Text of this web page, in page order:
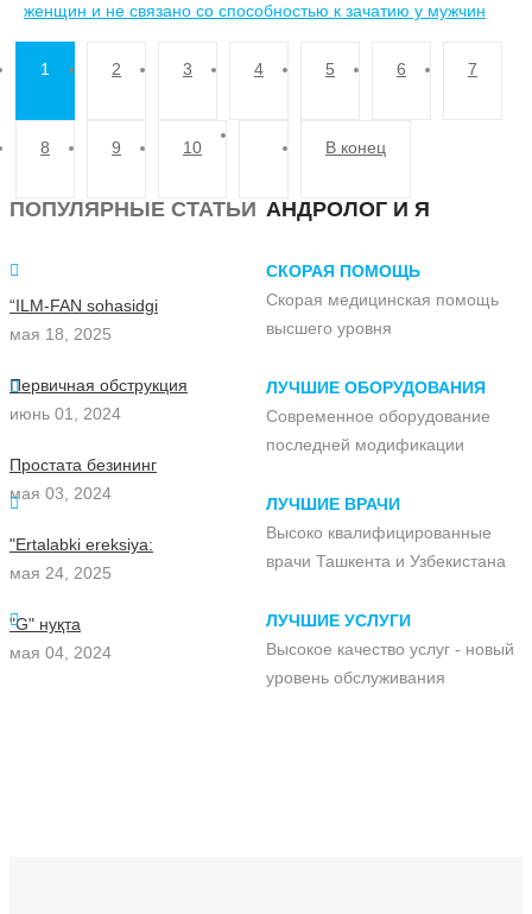
женщин и не связано со способностью к зачатию у мужчин
1 2 3 4 5 6 7
8 9 10 В конец
ПОПУЛЯРНЫЕ СТАТЬИ
“ILM-FAN sohasidgi
мая 18, 2025
Первичная обструкция
июнь 01, 2024
Простата безининг
мая 03, 2024
"Ertalabki ereksiya:
мая 24, 2025
"G" нуқта
мая 04, 2024
АНДРОЛОГ И Я
СКОРАЯ ПОМОЩЬ
Скорая медицинская помощь
высшего уровня
ЛУЧШИЕ ОБОРУДОВАНИЯ
Современное оборудование
последней модификации
ЛУЧШИЕ ВРАЧИ
Высоко квалифицированные
врачи Ташкента и Узбекистана
ЛУЧШИЕ УСЛУГИ
Высокое качество услуг - новый
уровень обслуживания